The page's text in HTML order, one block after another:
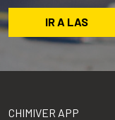
IR A LAS
CHIMIVER APP